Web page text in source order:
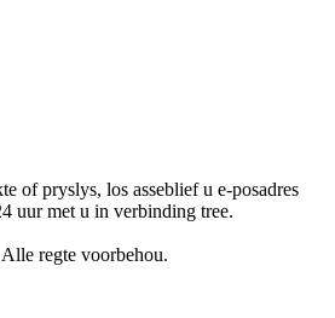
of pryslys, los asseblief u e-posadres
uur met u in verbinding tree.
regte voorbehou.